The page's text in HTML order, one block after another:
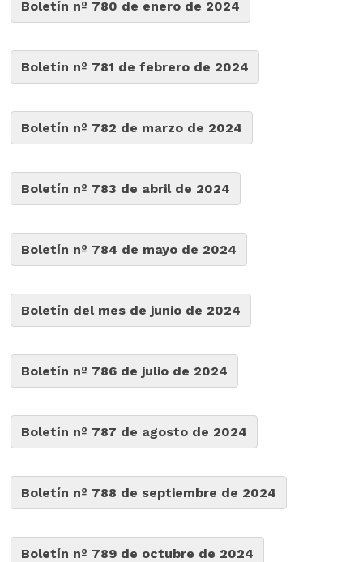
Boletín nº 780 de enero de 2024
Boletín nº 781 de febrero de 2024
Boletín nº 782 de marzo de 2024
Boletín nº 783 de abril de 2024
Boletín nº 784 de mayo de 2024
Boletín del mes de junio de 2024
Boletín nº 786 de julio de 2024
Boletín nº 787 de agosto de 2024
Boletín nº 788 de septiembre de 2024
Boletín nº 789 de octubre de 2024